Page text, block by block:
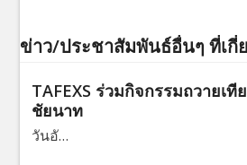
ข่าว/ประชาสัมพันธ์อื่นๆ ที่เกี่
TAFEXS ร่วมกิจกรรมถวายเ
ชัยนาท
วันอั…